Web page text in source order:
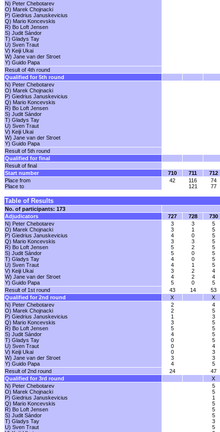
N) Peter Chebotarev
O) Marek Chojnacki
P) Giedrius Januskevicius
Q) Mario Koncevskis
R) Bo Loft Jensen
S) Judit Sándor
T) Gladys Tay
U) Sven Traut
V) Keiji Ukai
W) Jane van der Stroet
Y) Guido Papa
Result of 4th round
Qualified for 5th round
N) Peter Chebotarev
O) Marek Chojnacki
P) Giedrius Januskevicius
Q) Mario Koncevskis
R) Bo Loft Jensen
S) Judit Sándor
T) Gladys Tay
U) Sven Traut
V) Keiji Ukai
W) Jane van der Stroet
Y) Guido Papa
Result of 5th round
Qualified for final
Result of final
Start number
710 711
712
Place from
Place to
42
116
121
74
77
Table of Results
No. of participants: 173
Adjudicators
727 728
730
N) Peter Chebotarev
O) Marek Chojnacki
P) Giedrius Januskevicius
Q) Mario Koncevskis
R) Bo Loft Jensen
S) Judit Sándor
T) Gladys Tay
U) Sven Traut
V) Keiji Ukai
W) Jane van der Stroet
Y) Guido Papa
3
3
4
3
5
5
4
4
3
4
5
3
1
0
3
2
0
0
1
2
2
0
5
5
5
5
5
5
5
5
4
4
5
Result of 1st round
43 14
53
Qualified for 2nd round
X
X
N) Peter Chebotarev
O) Marek Chojnacki
P) Giedrius Januskevicius
Q) Mario Koncevskis
R) Bo Loft Jensen
S) Judit Sándor
T) Gladys Tay
U) Sven Traut
V) Keiji Ukai
W) Jane van der Stroet
Y) Guido Papa
2
2
1
3
5
4
0
0
0
3
4
4
5
3
5
5
5
5
4
3
3
5
Result of 2nd round
24
47
Qualified for 3rd round
X
N) Peter Chebotarev
O) Marek Chojnacki
P) Giedrius Januskevicius
Q) Mario Koncevskis
R) Bo Loft Jensen
S) Judit Sándor
T) Gladys Tay
U) Sven Traut
5
5
1
5
5
5
3
5